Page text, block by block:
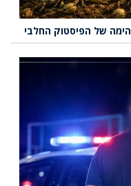
של הפיסטוק החלבי